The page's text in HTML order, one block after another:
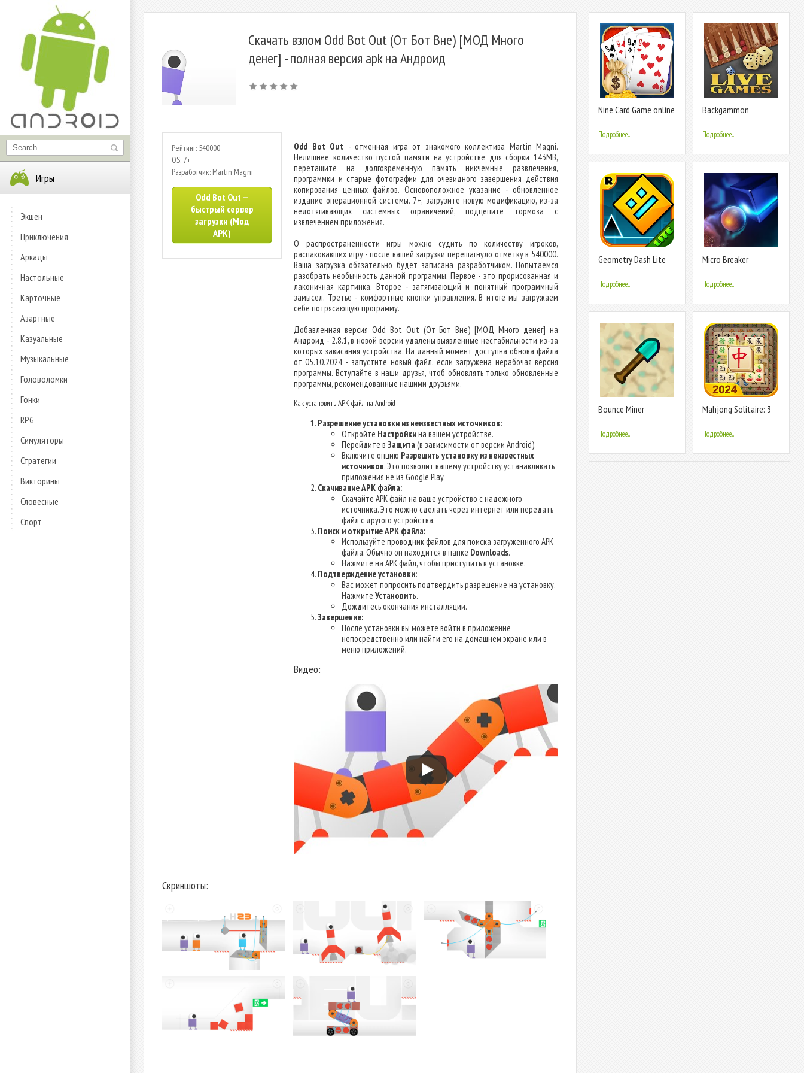
Игры
Экшен
Приключения
Аркады
Настольные
Карточные
Азартные
Казуальные
Музыкальные
Головоломки
Гонки
RPG
Симуляторы
Стратегии
Викторины
Словесные
Спорт
Скачать взлом Odd Bot Out (От Бот Вне) [МОД Много
денег] - полная версия apk на Андроид
Рейтинг: 540000
OS: 7+
Разработчик: Martin Magni
Odd Bot Out —
быстрый сервер
загрузки (Мод
APK)
Odd Bot Out - отменная игра от знакомого коллектива Martin Magni.
Нелишнее количество пустой памяти на устройстве для сборки 143MB,
перетащите на долговременную память никчемные развлечения,
программки и старые фотографии для очевидного завершения действия
копирования ценных файлов. Основоположное указание - обновленное
издание операционной системы. 7+, загрузите новую модификацию, из-за
недотягивающих системных ограничений, подцепите тормоза с
извлечением приложения.
О распространенности игры можно судить по количеству игроков,
распаковавших игру - после вашей загрузки перешагнуло отметку в 540000.
Ваша загрузка обязательно будет записана разработчиком. Попытаемся
разобрать необычность данной программы. Первое - это прорисованная и
лаконичная картинка. Второе - затягивающий и понятный программный
замысел. Третье - комфортные кнопки управления. В итоге мы загружаем
себе потрясающую программу.
Добавленная версия Odd Bot Out (От Бот Вне) [МОД Много денег] на
Андроид - 2.8.1, в новой версии удалены выявленные нестабильности из-за
которых зависания устройства. На данный момент доступна обнова файла
от 05.10.2024 - запустите новый файл, если загружена нерабочая версия
программы. Вступайте в наши друзья, чтоб обновлять только обновленные
программы, рекомендованные нашими друзьями.
Как установить APK файл на Android
Разрешение установки из неизвестных источников:
Откройте Настройкина вашем устройстве.
Перейдите в Защита(в зависимости от версии Android).
Включите опцию Разрешить установку из неизвестных
источников. Это позволит вашему устройству устанавливать
приложения не из Google Play.
Скачивание APK файла:
Скачайте APK файл на ваше устройство с надежного
источника. Это можно сделать через интернет или передать
файл с другого устройства.
Поиск и открытие APK файла:
Используйте проводник файлов для поиска загруженного APK
файла. Обычно он находится в папке Downloads.
Нажмите на APK файл, чтобы приступить к установке.
Подтверждение установки:
Вас может попросить подтвердить разрешение на установку.
Нажмите Установить.
Дождитесь окончания инсталляции.
Завершение:
После установки вы можете войти в приложение
непосредственно или найти его на домашнем экране или в
меню приложений.
Видео:
Скриншоты:
Nine Card Game online
Подробнее...
Backgammon
Подробнее...
Geometry Dash Lite
Подробнее...
Micro Breaker
Подробнее...
Bounce Miner
Подробнее...
Mahjong Solitaire: 3
Подробнее...